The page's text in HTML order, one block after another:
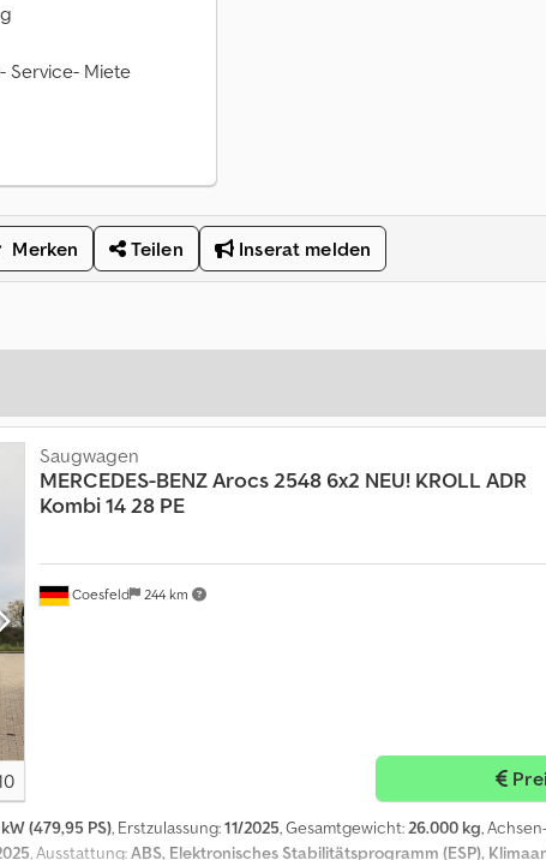
Service- Miete
Merken Teilen Inserat melden
Coesfeld 244 km
Saugwagen
MERCEDES-BENZArocs 2548 6x2 NEU! KROLL ADR
Kombi 14 28 PE
(479,95 PS), Erstzulassung:11/2025, Gesamtgewicht:26.000 kg,
, Ausstattung:ABS, Elektronisches Stabilitätsprogramm (ESP),